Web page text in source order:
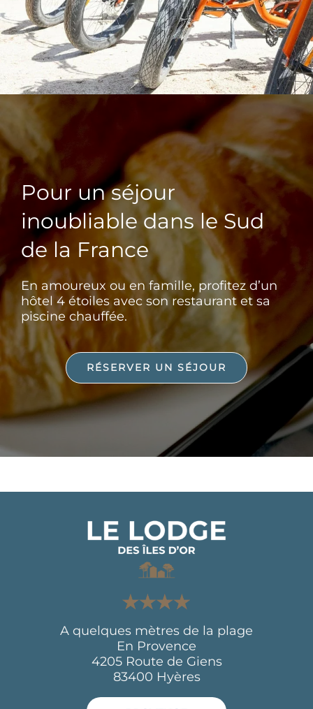
Pour un séjour
inoubliable dans le Sud
de la France
En amoureux ou en famille, profitez d’un
hôtel 4 étoiles avec son restaurant et sa
piscine chauffée.
RÉSERVER UN SÉJOUR
A quelques mètres de la plage
En Provence
4205 Route de Giens
83400 Hyères